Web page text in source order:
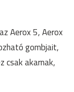
Aerox 5, Aerox
gombjait,
csak akarnak,